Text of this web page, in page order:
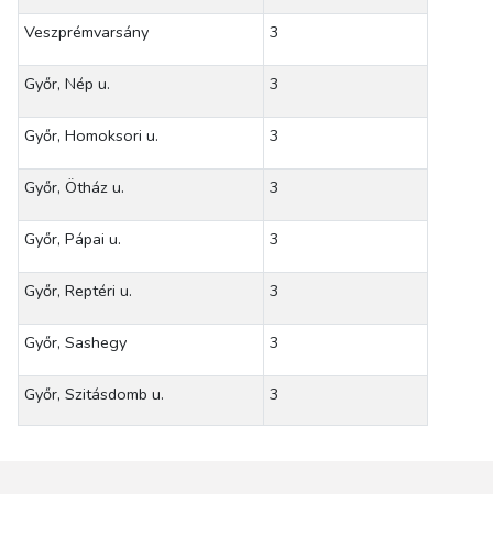
Veszprémvarsány 3
Győr, Nép u. 3
Győr, Homoksori u. 3
Győr, Ötház u. 3
Győr, Pápai u. 3
Győr, Reptéri u. 3
Győr, Sashegy 3
Győr, Szitásdomb u. 3